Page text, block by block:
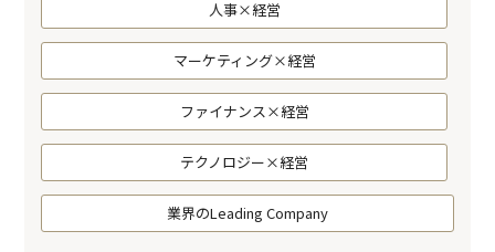
人事×経営
マーケティング×経営
ファイナンス×経営
テクノロジー×経営
業界のLeading Company